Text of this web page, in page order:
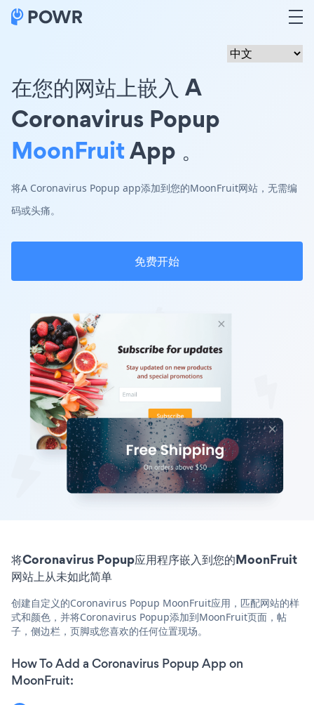
在您的网站上嵌入 A
Coronavirus Popup
MoonFruitApp 。
将A Coronavirus Popup app添加到您的MoonFruit网站，无需编
码或头痛。
免费开始
将Coronavirus Popup应用程序嵌入到您的MoonFruit
网站上从未如此简单
创建自定义的Coronavirus Popup MoonFruit应用，匹配网站的样
式和颜色，并将Coronavirus Popup添加到MoonFruit页面，帖
子，侧边栏，页脚或您喜欢的任何位置现场。
How To Add a Coronavirus Popup App on
MoonFruit: